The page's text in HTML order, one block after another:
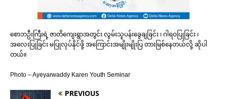
စောဘဦးကြီးရဲ့ ဇာတိကျေးရွာအတွင်း လွမ်းသူပန်းခွေချခြင်း ၊ ဂါရဝပြုခြင်း ၊
အလေးပြုခြင်း မပြုလုပ်နိုင်ဖို့ အကြောင်းအမျိုးမျိုးပြ တားမြစ်နေတယ်လို့ ဆိုပါ
တယ်။
Photo – Ayeyarwaddy Karen Youth Seminar
PREVIOUS